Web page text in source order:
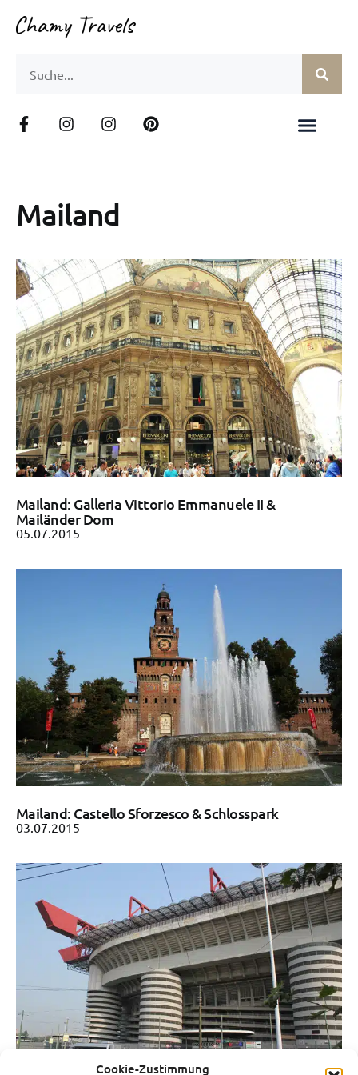
Cookie-Zustimmung
Mailand
Mailand: Galleria Vittorio Emmanuele II &
Mailänder Dom
05.07.2015
Mailand: Castello Sforzesco & Schlosspark
03.07.2015